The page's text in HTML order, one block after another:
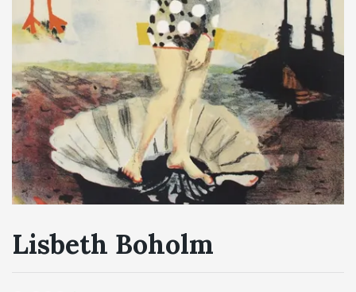
Lisbeth Boholm